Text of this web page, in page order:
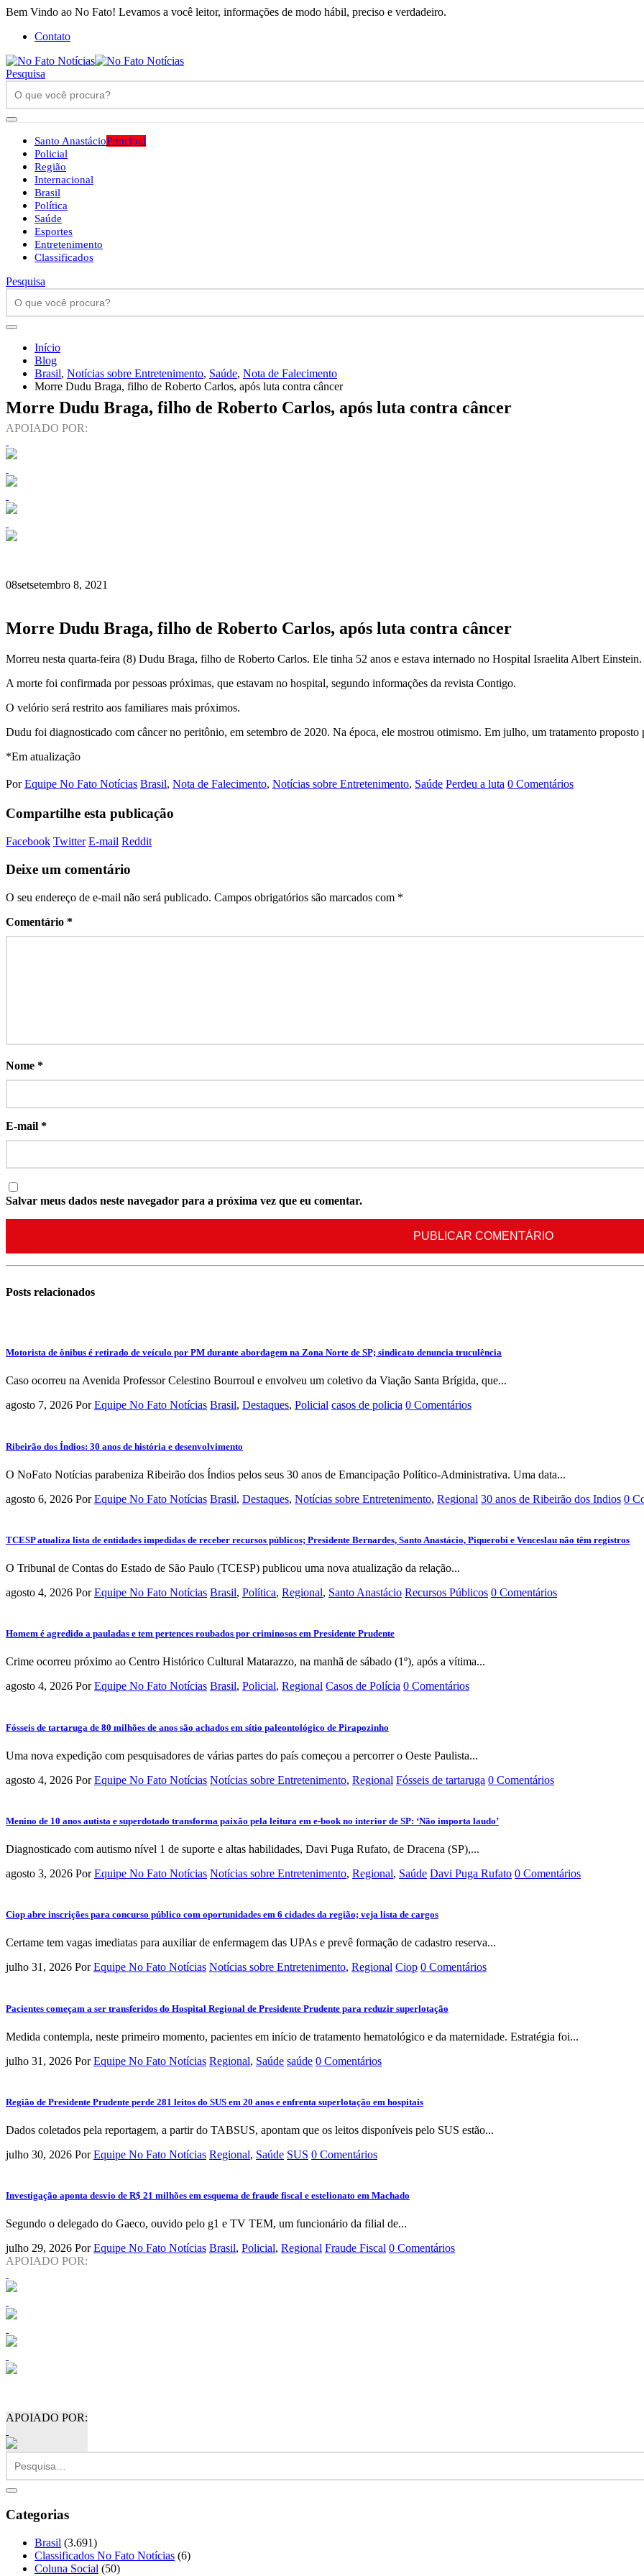
Bem Vindo ao No Fato! Levamos a você leitor, informações de modo hábil, preciso e verdadeiro.
Contato
Pesquisa
Santo AnastácioPrincipal
Policial
Região
Internacional
Brasil
Política
Saúde
Esportes
Entretenimento
Classificados
Pesquisa
Início
Blog
Brasil, Notícias sobre Entretenimento, Saúde, Nota de Falecimento
Morre Dudu Braga, filho de Roberto Carlos, após luta contra câncer
Morre Dudu Braga, filho de Roberto Carlos, após luta contra câncer
APOIADO POR:
08setsetembro 8, 2021
Morre Dudu Braga, filho de Roberto Carlos, após luta contra câncer
Morreu nesta quarta-feira (8) Dudu Braga, filho de Roberto Carlos. Ele tinha 52 anos e estava internado no Hospital Israelita Albert Einstein.
A morte foi confirmada por pessoas próximas, que estavam no hospital, segundo informações da revista Contigo.
O velório será restrito aos familiares mais próximos.
Dudu foi diagnosticado com câncer no peritônio, em setembro de 2020. Na época, ele mostrou otimismo. Em julho, um tratamento proposto
*Em atualização
Por Equipe No Fato Notícias Brasil, Nota de Falecimento, Notícias sobre Entretenimento, Saúde Perdeu a luta 0 Comentários
Compartilhe esta publicação
Facebook Twitter E-mail Reddit
Deixe um comentário
O seu endereço de e-mail não será publicado. Campos obrigatórios são marcados com *
Comentário *
Nome *
E-mail *
Salvar meus dados neste navegador para a próxima vez que eu comentar.
Posts relacionados
Motorista de ônibus é retirado de veículo por PM durante abordagem na Zona Norte de SP; sindicato denuncia truculência
Caso ocorreu na Avenida Professor Celestino Bourroul e envolveu um coletivo da Viação Santa Brígida, que...
agosto 7, 2026 Por Equipe No Fato Notícias Brasil, Destaques, Policial casos de policia 0 Comentários
Ribeirão dos Índios: 30 anos de história e desenvolvimento
O NoFato Notícias parabeniza Ribeirão dos Índios pelos seus 30 anos de Emancipação Político-Administrativa. Uma data...
agosto 6, 2026 Por Equipe No Fato Notícias Brasil, Destaques, Notícias sobre Entretenimento, Regional 30 anos de Ribeirão dos Indios 0
TCESP atualiza lista de entidades impedidas de receber recursos públicos; Presidente Bernardes, Santo Anastácio, Piquerobi e Venceslau não têm registros
O Tribunal de Contas do Estado de São Paulo (TCESP) publicou uma nova atualização da relação...
agosto 4, 2026 Por Equipe No Fato Notícias Brasil, Política, Regional, Santo Anastácio Recursos Públicos 0 Comentários
Homem é agredido a pauladas e tem pertences roubados por criminosos em Presidente Prudente
Crime ocorreu próximo ao Centro Histórico Cultural Matarazzo, na manhã de sábado (1º), após a vítima...
agosto 4, 2026 Por Equipe No Fato Notícias Brasil, Policial, Regional Casos de Polícia 0 Comentários
Fósseis de tartaruga de 80 milhões de anos são achados em sítio paleontológico de Pirapozinho
Uma nova expedição com pesquisadores de várias partes do país começou a percorrer o Oeste Paulista...
agosto 4, 2026 Por Equipe No Fato Notícias Notícias sobre Entretenimento, Regional Fósseis de tartaruga 0 Comentários
Menino de 10 anos autista e superdotado transforma paixão pela leitura em e-book no interior de SP: ‘Não importa laudo’
Diagnosticado com autismo nível 1 de suporte e altas habilidades, Davi Puga Rufato, de Dracena (SP),...
agosto 3, 2026 Por Equipe No Fato Notícias Notícias sobre Entretenimento, Regional, Saúde Davi Puga Rufato 0 Comentários
Ciop abre inscrições para concurso público com oportunidades em 6 cidades da região; veja lista de cargos
Certame tem vagas imediatas para auxiliar de enfermagem das UPAs e prevê formação de cadastro reserva...
julho 31, 2026 Por Equipe No Fato Notícias Notícias sobre Entretenimento, Regional Ciop 0 Comentários
Pacientes começam a ser transferidos do Hospital Regional de Presidente Prudente para reduzir superlotação
Medida contempla, neste primeiro momento, pacientes em início de tratamento hematológico e da maternidade. Estratégia foi...
julho 31, 2026 Por Equipe No Fato Notícias Regional, Saúde saúde 0 Comentários
Região de Presidente Prudente perde 281 leitos do SUS em 20 anos e enfrenta superlotação em hospitais
Dados coletados pela reportagem, a partir do TABSUS, apontam que os leitos disponíveis pelo SUS estão...
julho 30, 2026 Por Equipe No Fato Notícias Regional, Saúde SUS 0 Comentários
Investigação aponta desvio de R$ 21 milhões em esquema de fraude fiscal e estelionato em Machado
Segundo o delegado do Gaeco, ouvido pelo g1 e TV TEM, um funcionário da filial de...
julho 29, 2026 Por Equipe No Fato Notícias Brasil, Policial, Regional Fraude Fiscal 0 Comentários
APOIADO POR:
APOIADO POR:
Categorias
Brasil (3.691)
Classificados No Fato Notícias (6)
Coluna Social (50)